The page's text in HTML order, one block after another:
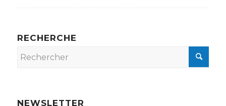
RECHERCHE
NEWSLETTER